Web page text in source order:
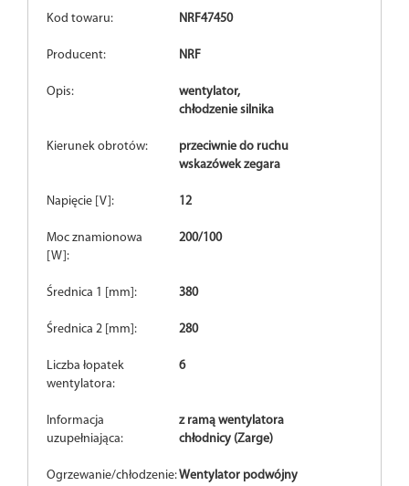
Kod towaru: NRF47450
Producent: NRF
Opis:
wentylator,
chłodzenie silnika
Kierunek obrotów:
przeciwnie do ruchu
wskazówek zegara
Napięcie [V]: 12
Moc znamionowa
[W]:
200/100
Średnica 1 [mm]: 380
Średnica 2 [mm]: 280
Liczba łopatek
wentylatora:
6
Informacja
uzupełniająca:
z ramą wentylatora
chłodnicy (Zarge)
Ogrzewanie/chłodzenie:Wentylator podwójny